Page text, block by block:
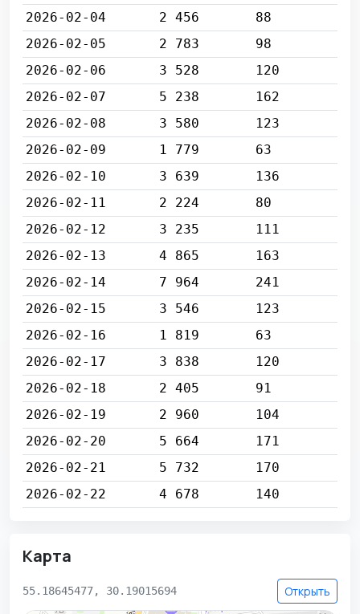
2026-02-04
2 456
88
2026-02-05
2 783
98
2026-02-06
3 528
120
2026-02-07
5 238
162
2026-02-08
3 580
123
2026-02-09
1 779
63
2026-02-10
3 639
136
2026-02-11
2 224
80
2026-02-12
3 235
111
2026-02-13
4 865
163
2026-02-14
7 964
241
2026-02-15
3 546
123
2026-02-16
1 819
63
2026-02-17
3 838
120
2026-02-18
2 405
91
2026-02-19
2 960
104
2026-02-20
5 664
171
2026-02-21
5 732
170
2026-02-22
4 678 140
Карта
55.18645477, 30.19015694 Открыть